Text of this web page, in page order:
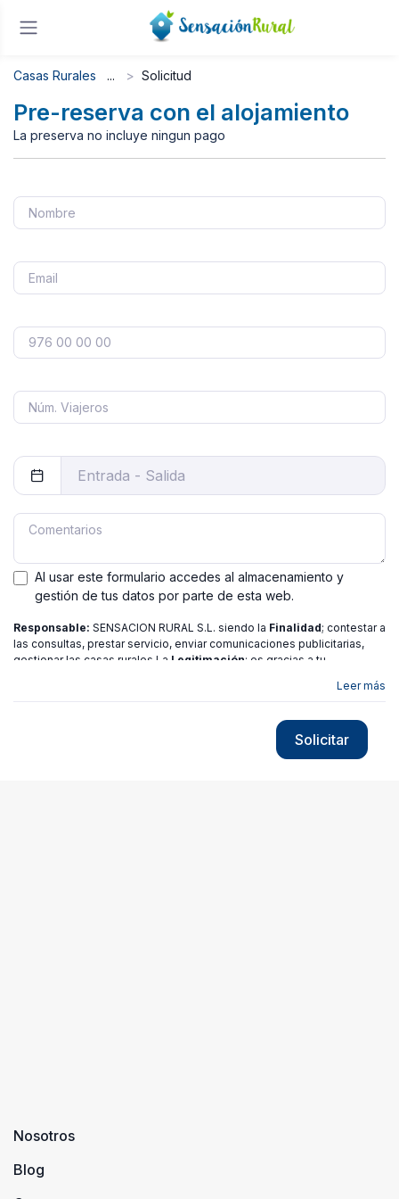
Casas Rurales Solicitud
Pre-reserva con el alojamiento
La preserva no incluye ningun pago
Al usar este formulario accedes al almacenamiento y
gestión de tus datos por parte de esta web.
Responsable: SENSACION RURAL S.L. siendo la Finalidad; contestar a
las consultas, prestar servicio, enviar comunicaciones publicitarias,
gestionar las casas rurales La Legitimación; es gracias a tu
de Acceso,
política de privacidad
Leer más
Solicitar
Nosotros
Blog